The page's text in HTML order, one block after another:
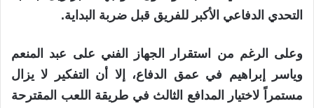
التحدي الدفاعي الأكبر للفريق قبل ضربة البداية.
وعلى الرغم من استقرار الجهاز الفني على عبد المنعم
وياسر إبراهيم في عمق الدفاع، إلا أن التفكير لا يزال
مستمراً لاختيار المدافع الثالث في طريقة اللعب المقترحة